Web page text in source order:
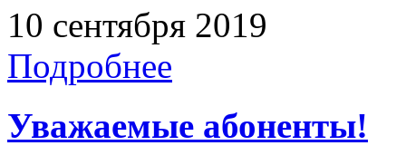
10 сентября 2019
Подробнее
Уважаемые абоненты!